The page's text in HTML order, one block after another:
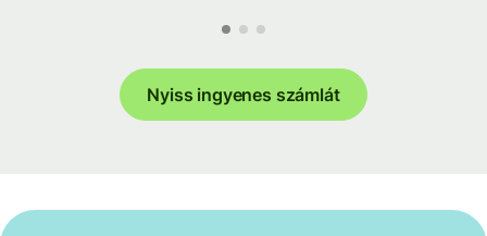
Nyiss ingyenes számlát